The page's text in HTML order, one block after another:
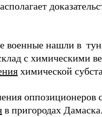
военные нашли в
с химическими
химической
оппозиционеров
в пригородах